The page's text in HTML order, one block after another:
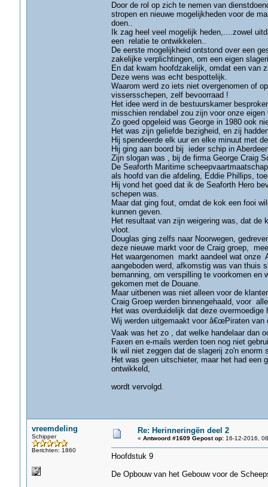
Door de rol op zich te nemen van
stropen en nieuwe mogelijkheden voor de
doen..
Ik zag heel veel mogelijk heden,....zowel
een relatie te ontwikkelen..
De eerste mogelijkheid ontstond over een
zakelijke verplichtingen, om een eigen
En dat kwam hoofdzakelijk, omdat een van
Deze wens was echt bespottelijk.
Waarom werd zo iets niet overgenomen of
vissersschepen, zelf bevoorraad !
Het idee werd in de bestuurskamer
misschien rendabel zou zijn voor onze
Zo goed opgeleid was George in 1980 ook
Het was zijn geliefde bezigheid, en zij
Hij spendeerde elk uur en elke minuut met
Hij ging aan boord bij ieder schip in
Zijn slogan was , bij de firma George Craig
De Seaforth Maritime
als hoofd van die afdeling, Eddie Phillips,
Hij vond het goed dat ik de Seaforth Hero
schepen was.
Maar dat ging fout, omdat de kok een fooi
kunnen geven.
Het resultaat van zijn weigering was, dat de
vloot.
Douglas ging zelfs naar Noorwegen,
deze nieuwe markt voor de Craig groep,
Het waargenomen markt aandeel wat onze
aangeboden werd, afkomstig was van thuis
bemanning, om verspilling te voorkomen
gekomen met de Douane.
Maar uitbenen was niet alleen voor de
Craig Groep werden binnengehaald, voor
Het was overduidelijk dat deze
Wij werden uitgemaakt voor â€œPiraten van
Vaak was het zo , dat welke handelaar dan
Faxen en e-mails werden toen nog niet
Ik wil niet zeggen dat de slagerij zo'n
Het was geen uitschieter, maar het had een
ontwikkeld,
wordt vervolgd.
vreemdeling
Schipper
Berichten: 1860
Re: Herinneringën deel 2
« Antwoord #1609 Gepost op:16-12-2016,
Hoofdstuk 9
De Opbouw van het Gebouw voor de